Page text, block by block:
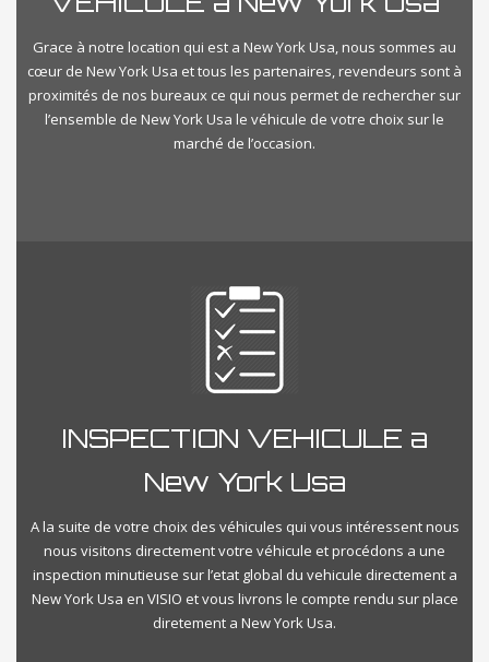
Grace à notre location qui est a New York Usa, nous sommes au
cœur de New York Usa et tous les partenaires, revendeurs sont à
proximités de nos bureaux ce qui nous permet de rechercher sur
l’ensemble de New York Usa le véhicule de votre choix sur le
marché de l’occasion.
INSPECTION VEHICULE a
New York Usa
A la suite de votre choix des véhicules qui vous intéressent nous
nous visitons directement votre véhicule et procédons a une
inspection minutieuse sur l’etat global du vehicule directement a
New York Usa en VISIO et vous livrons le compte rendu sur place
diretement a New York Usa.